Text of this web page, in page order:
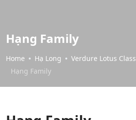
Hạng Family
Home Hạ Long
Verdure Lotus
Hạng Family